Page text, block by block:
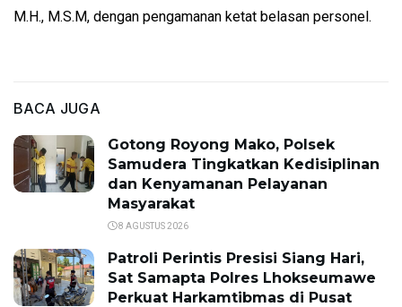
M.H., M.S.M, dengan pengamanan ketat belasan personel.
BACA JUGA
Gotong Royong Mako, Polsek
Samudera Tingkatkan Kedisiplinan
dan Kenyamanan Pelayanan
Masyarakat
8 AGUSTUS 2026
Patroli Perintis Presisi Siang Hari,
Sat Samapta Polres Lhokseumawe
Perkuat Harkamtibmas di Pusat